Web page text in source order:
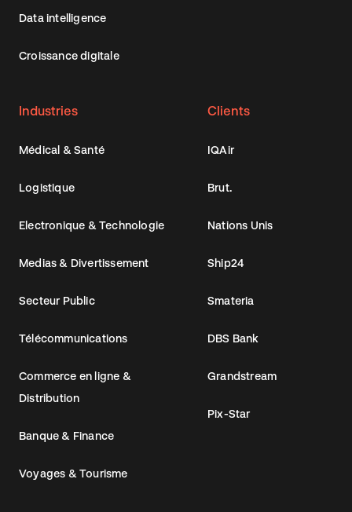
Data intelligence
Croissance digitale
Industries
Médical & Santé
Logistique
Electronique & Technologie
Medias & Divertissement
Secteur Public
Télécommunications
Commerce en ligne &
Distribution
Banque & Finance
Voyages & Tourisme
Clients
IQAir
Brut.
Nations Unis
Ship24
Smateria
DBS Bank
Grandstream
Pix-Star